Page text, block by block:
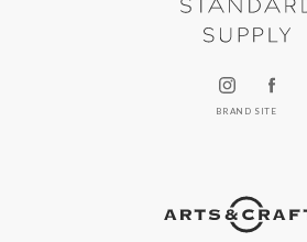
BRAND SITE